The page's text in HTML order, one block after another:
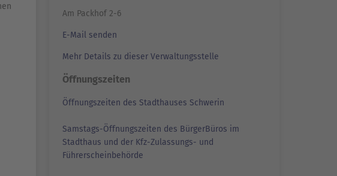
Am Packhof 2-6
E-Mail senden
Mehr Details zu dieser Verwaltungsstelle
Öffnungszeiten
Öffnungszeiten des Stadthauses Schwerin
Samstags-Öffnungszeiten des BürgerBüros im
Stadthaus und der Kfz-Zulassungs- und
Führerscheinbehörde